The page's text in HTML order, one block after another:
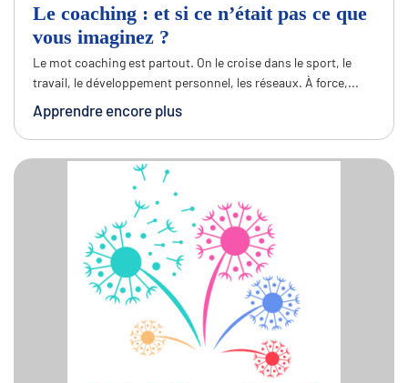
Le coaching : et si ce n’était pas ce que
vous imaginez ?
Le mot coaching est partout. On le croise dans le sport, le
travail, le développement personnel, les réseaux. À force,...
Apprendre encore plus